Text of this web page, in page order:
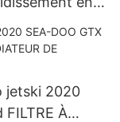
jetski 2020
À